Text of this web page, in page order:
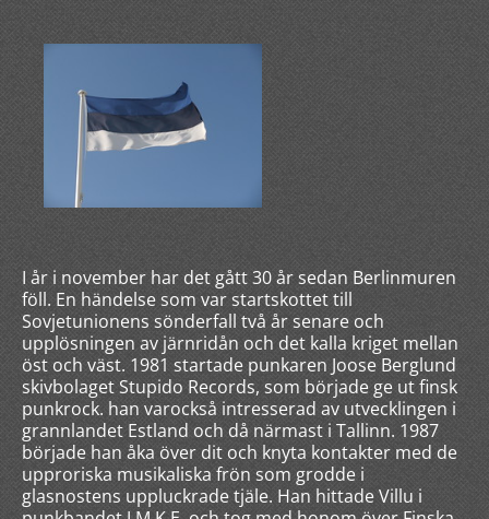
I år i november har det gått 30 år sedan Berlinmuren
föll. En händelse som var startskottet till
Sovjetunionens sönderfall två år senare och
upplösningen av järnridån och det kalla kriget mellan
öst och väst. 1981 startade punkaren Joose Berglund
skivbolaget Stupido Records, som började ge ut finsk
punkrock. han varockså intresserad av utvecklingen i
grannlandet Estland och då närmast i Tallinn. 1987
började han åka över dit och knyta kontakter med de
upproriska musikaliska frön som grodde i
glasnostens uppluckrade tjäle. Han hittade Villu i